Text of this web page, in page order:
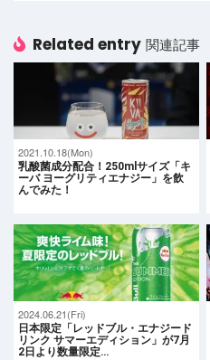
Related entry 関連記事
2021.10.18(Mon)
乳酸菌成分配合！250mlサイズ「キ
ーバ ヨーグリティエナジー」を飲
んでみた！
2024.06.21(Fri)
日本限定「レッドブル・エナジード
リンク サマーエディション」が7月
2日より数量限定…